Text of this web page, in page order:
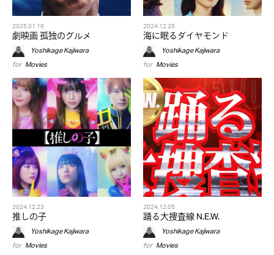
2025.01.16
劇映画 孤独のグルメ
Yoshikage Kajiwara
for Movies
2024.12.25
海に眠るダイヤモンド
Yoshikage Kajiwara
for Movies
2024.12.23
推しの子
Yoshikage Kajiwara
for Movies
2024.12.05
踊る大捜査線 N.E.W.
Yoshikage Kajiwara
for Movies